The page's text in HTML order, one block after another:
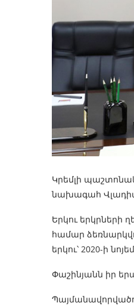
Կրեմլի
նախագահ
Երկու երկրների
համար
երկու՝ 2020-ի
Փաշինյանն իր